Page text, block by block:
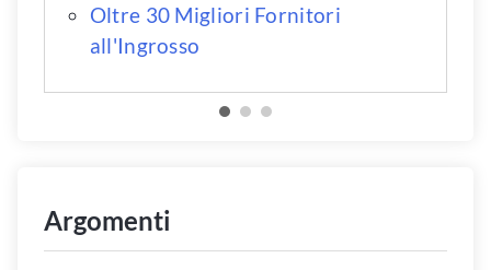
Oltre 30 Migliori Fornitori
all'Ingrosso
Argomenti